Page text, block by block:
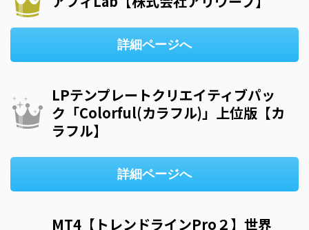
詳細ページへ
LPテンプレートクリエイティブパッ
ク「Colorful(カラフル)」上位版【カ
ラフル】
詳細ページへ
MT4【トレンドラインPro２】世界